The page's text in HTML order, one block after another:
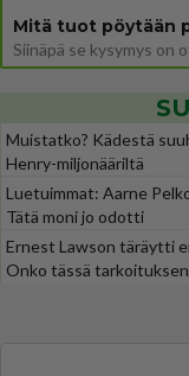
Mitä tuot pöytään
Muistatko? Kädestä
Henry-miljonääriltä
Luetuimmat: Aarne
Tätä moni jo odotti
Ernest Lawson täräytti
Onko tässä